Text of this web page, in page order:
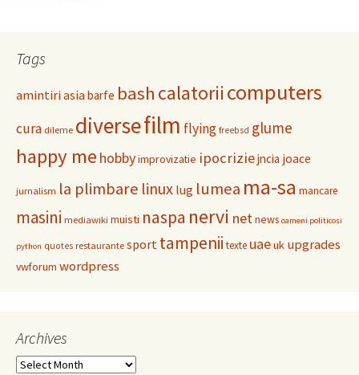
Tags
amintiriasia barfe bash calatorii computers
cura dileme diversefilm flying freebsd glume
happy me hobbyimprovizatie ipocriziejncia joace
jurnalism la plimbare linux lug lumea ma-sa mancare
masini mediawiki muisti naspa nervi netnews oameni politicosi
python quotes restaurante sport tampenii texte uaeuk upgrades
vwforum wordpress
Archives
Archives